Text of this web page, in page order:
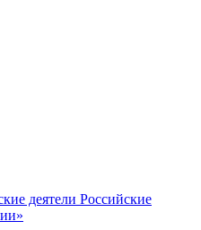
деятели Российские